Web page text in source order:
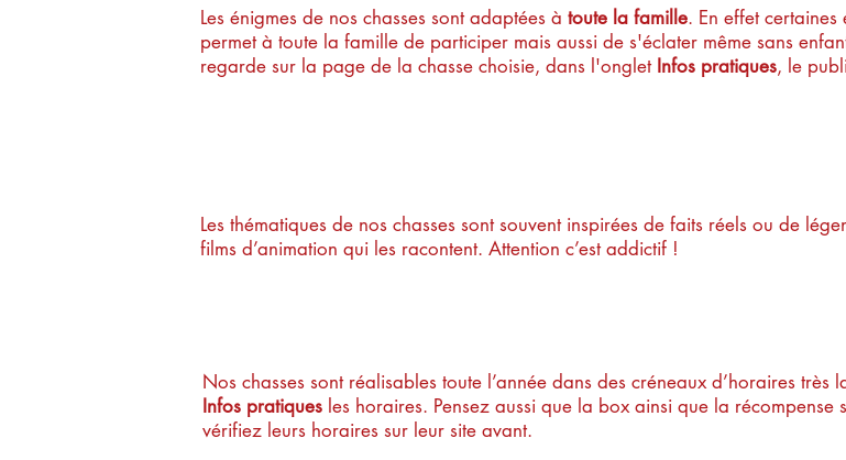
Les énigmes de nos chasses sont adaptées à toute la famille. En effet certaines
permet à toute la famille de participer mais aussi de s'éclater même sans
regarde sur la page de la chasse choisie, dans l'onglet Infos pratiques, le
Les thématiques de nos chasses sont souvent inspirées de faits réels ou de
films d’animation qui les racontent. Attention c’est addictif !
Nos chasses sont réalisables toute l’année dans des créneaux d’horaires
Infos pratiques les horaires. Pensez aussi que la box ainsi que la
vérifiez leurs horaires sur leur site avant.